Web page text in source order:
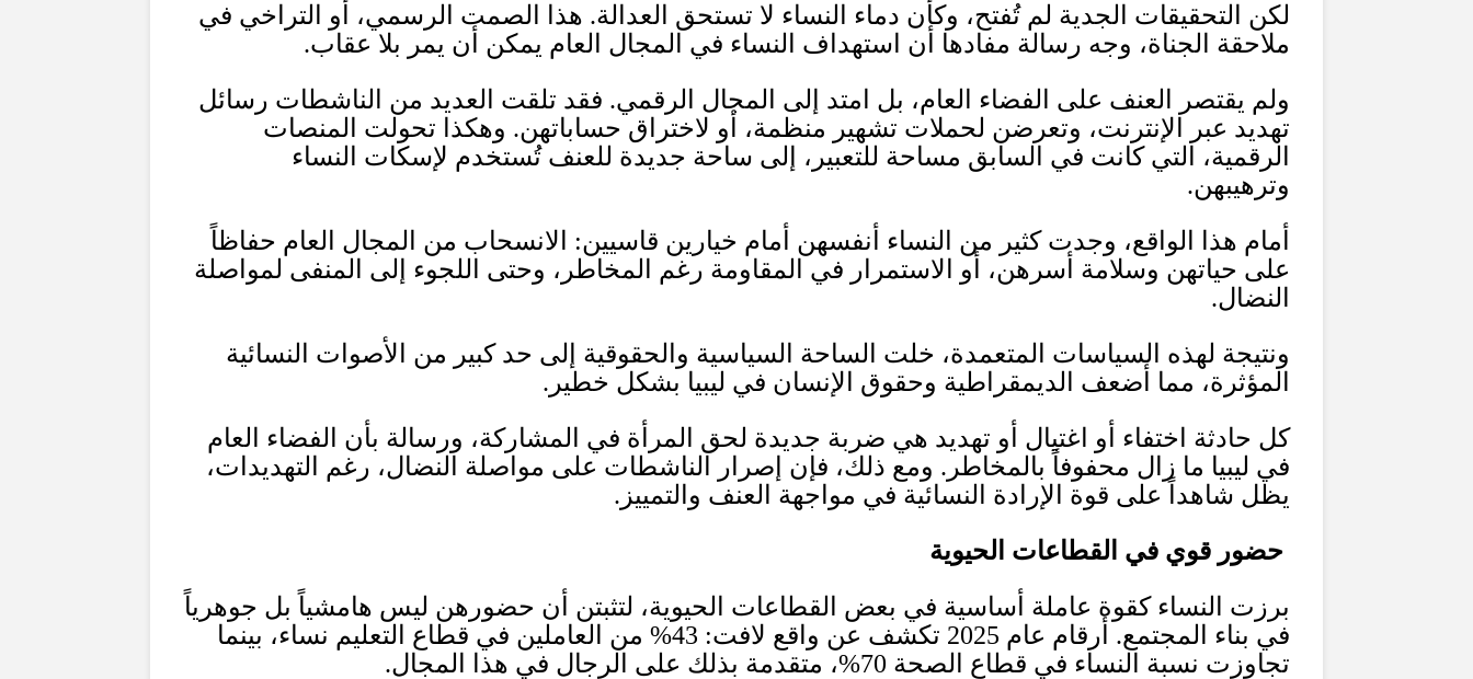
لكن التحقيقات الجدية لم تُفتح، وكأن دماء النساء لا تستحق العدالة. هذا الصمت الرسمي، أو التراخي في
ملاحقة الجناة، وجه رسالة مفادها أن استهداف النساء في المجال العام يمكن أن يمر بلا عقاب.
ولم يقتصر العنف على الفضاء العام، بل امتد إلى المجال الرقمي. فقد تلقت العديد من الناشطات رسائل
تهديد عبر الإنترنت، وتعرضن لحملات تشهير منظمة، أو لاختراق حساباتهن. وهكذا تحولت المنصات
الرقمية، التي كانت في السابق مساحة للتعبير، إلى ساحة جديدة للعنف تُستخدم لإسكات النساء
وترهيبهن.
أمام هذا الواقع، وجدت كثير من النساء أنفسهن أمام خيارين قاسيين:
الانسحاب من المجال العام حفاظاً
على حياتهن وسلامة أسرهن، أو الاستمرار في المقاومة رغم المخاطر، وحتى اللجوء إلى المنفى لمواصلة
النضال.
ونتيجة لهذه السياسات المتعمدة، خلت الساحة السياسية والحقوقية إلى حد كبير من الأصوات النسائية
المؤثرة، مما أضعف الديمقراطية وحقوق الإنسان في ليبيا بشكل خطير .
كل حادثة اختفاء أو اغتيال أو تهديد هي ضربة جديدة لحق المرأة في المشاركة، ورسالة بأن الفضاء العام
في ليبيا ما زال محفوفاً بالمخاطر . ومع ذلك، فإن إصرار الناشطات على مواصلة النضال، رغم التهديدات،
يظل شاهداً على قوة الإرادة النسائية في مواجهة العنف والتمييز .
حضور قوي في القطاعات الحيوية
برزت النساء كقوة عاملة أساسية في بعض القطاعات الحيوية، لتثبتن أن حضورهن ليس هامشياً بل جوهرياً
في بناء المجتمع. أرقام عام 2025 تكشف عن واقع لافت: 43%
من العاملين في قطاع التعليم نساء، بينما
تجاوزت نسبة النساء في قطاع الصحة 70% ، متقدمة بذلك على الرجال في هذا المجال.